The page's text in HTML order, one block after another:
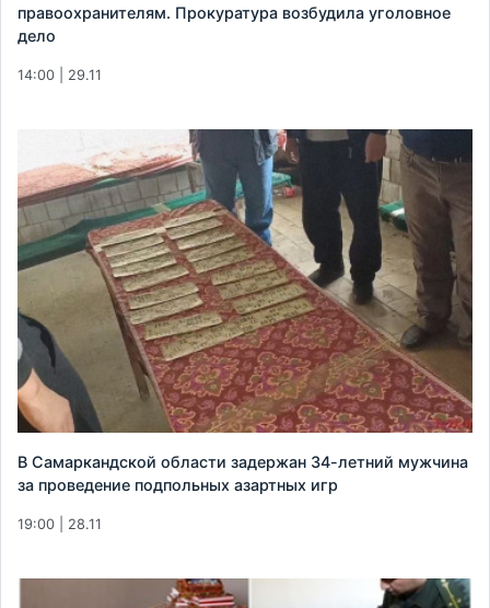
правоохранителям. Прокуратура возбудила уголовное
дело
14:00 | 29.11
В Самаркандской области задержан 34-летний мужчина
за проведение подпольных азартных игр
19:00 | 28.11